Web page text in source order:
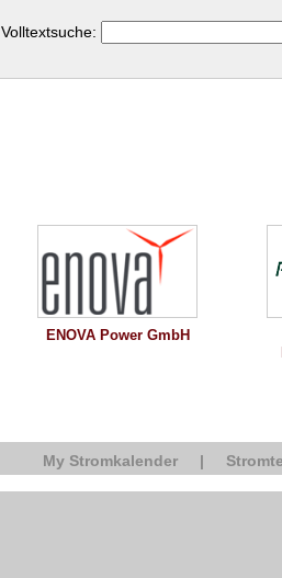
Volltextsuche:
ENOVA Power GmbH
My Stromkalender |